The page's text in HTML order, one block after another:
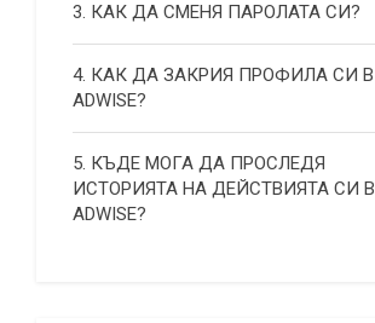
3. КАК ДА СМЕНЯ ПАРОЛАТА СИ?
4. КАК ДА ЗАКРИЯ ПРОФИЛА СИ В
ADWISE?
5. КЪДЕ МОГА ДА ПРОСЛЕДЯ
ИСТОРИЯТА НА ДЕЙСТВИЯТА СИ В
ADWISE?